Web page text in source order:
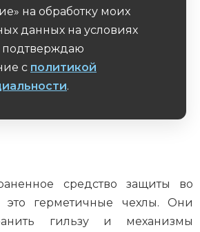
на обработку моих
данных на условиях
подтверждаю
с политикой
.
средство защиты во
герметичные чехлы. Они
гильзу и механизмы